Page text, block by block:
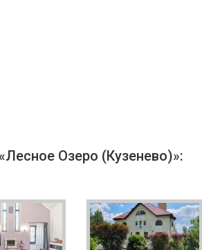
Озеро (Кузенево)»: